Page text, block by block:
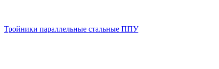
Тройники параллельные стальные ППУ